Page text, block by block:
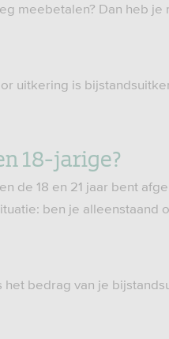
meebetalen? Dan heb je
uitkering is
18-jarige?
de 18 en 21 jaar bent
ben je alleenstaand
bedrag van je